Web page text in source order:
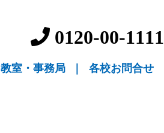
0120-00-1111
教室・事務局
各校お問合せ